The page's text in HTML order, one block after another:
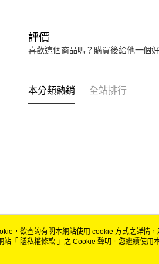
評價
喜歡這個商品嗎？購買後給他一個
本分類熱銷 全站排行
關於我們
，欲查詢有關本網站使用 cookie 方式之詳情
站「 隱私權條款 」之 Cookie 聲明。您繼續使用